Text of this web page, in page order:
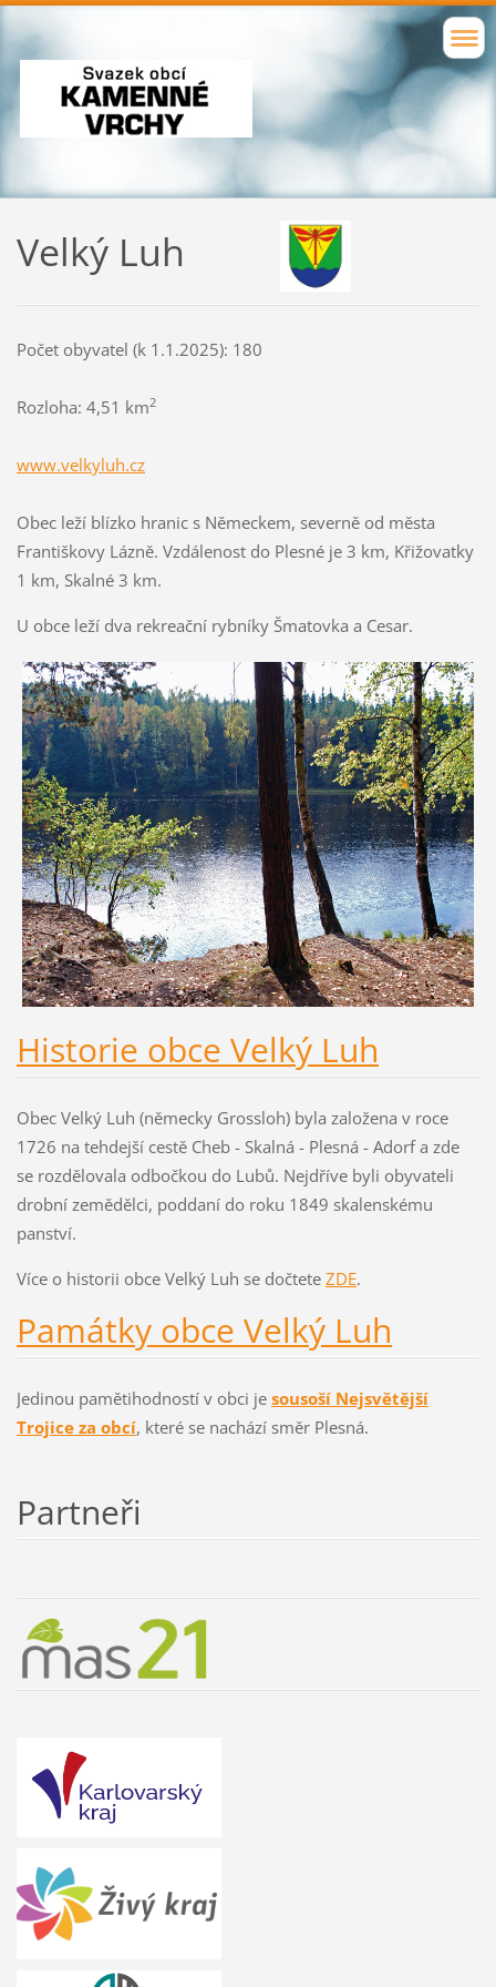
Velký Luh
Počet obyvatel (k 1.1.2025): 180
Rozloha: 4,51 km2
www.velkyluh.cz
Obec leží blízko hranic s Německem, severně od města
Františkovy Lázně. Vzdálenost do Plesné je 3 km, Křižovatky
1 km, Skalné 3 km.
U obce leží dva rekreační rybníky Šmatovka a Cesar.
Historie obce Velký Luh
Obec Velký Luh (německy Grossloh) byla založena v roce
1726 na tehdejší cestě Cheb - Skalná - Plesná - Adorf a zde
se rozdělovala odbočkou do Lubů. Nejdříve byli obyvateli
drobní zemědělci, poddaní do roku 1849 skalenskému
panství.
Více o historii obce Velký Luh se dočtete ZDE.
Památky obce Velký Luh
Jedinou pamětihodností v obci je sousoší Nejsvětější
Trojice za obcí, které se nachází směr Plesná.
Partneři